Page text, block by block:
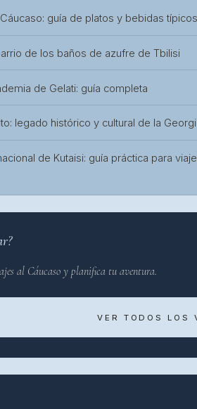
guía de platos y bebidas típicos
de los baños de azufre de Tbilisi
de Gelati: guía completa
legado histórico y cultural de la
de Kutaisi: guía práctica para
al Cáucaso y planifica tu aventura.
VER TODOS LOS